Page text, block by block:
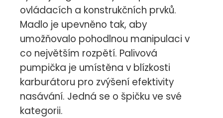
ovládacích a konstrukčních prvků.
Madlo je upevněno tak, aby
umožňovalo pohodlnou manipulaci v
co největším rozpětí. Palivová
pumpička je umístěna v blízkosti
karburátoru pro zvýšení efektivity
nasávání. Jedná se o špičku ve své
kategorii.